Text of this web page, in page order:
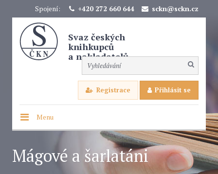
Spojení: +420 272 660 644 sckn@sckn.cz
Svaz českých
knihkupců
a nakladatelů
Registrace Přihlásit se
Menu
Mágové a šarlatáni